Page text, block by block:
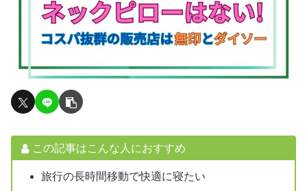
この記事はこんな人におすすめ
旅行の長時間移動で快適に寝たい